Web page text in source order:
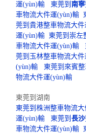
運(yùn)輸
東莞到南寧
車物流大件運(yùn)輸
莞到貴港整車物流大件
運(yùn)輸 東莞到崇左
車物流大件運(yùn)輸
莞到玉林整車物流大件
(yùn)輸
東莞到來賓
物流大件運(yùn)輸
東莞到湖南
東莞到株洲整車物流
運(yùn)輸
東莞到長沙
車物流大件運(yùn)輸